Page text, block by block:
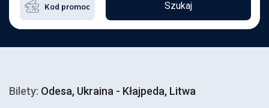
Szukaj
Bilety: Odesa, Ukraina - Kłajpeda, Litwa